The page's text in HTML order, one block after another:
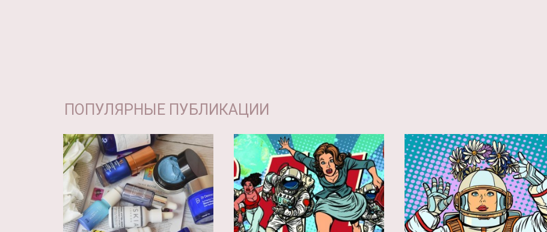
ПОПУЛЯРНЫЕ ПУБЛИКАЦИИ